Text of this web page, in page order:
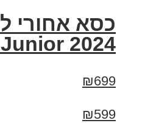
Junior 2024 יאפ
₪699
₪599